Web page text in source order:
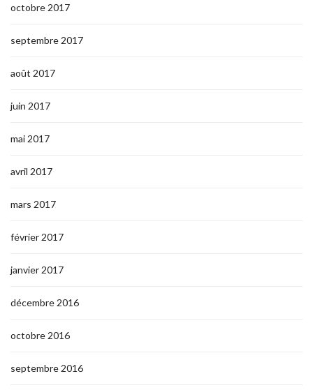
octobre 2017
septembre 2017
août 2017
juin 2017
mai 2017
avril 2017
mars 2017
février 2017
janvier 2017
décembre 2016
octobre 2016
septembre 2016